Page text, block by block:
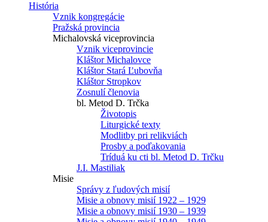
História
Vznik kongregácie
Pražská provincia
Michalovská viceprovincia
Vznik viceprovincie
Kláštor Michalovce
Kláštor Stará Ľubovňa
Kláštor Stropkov
Zosnulí členovia
bl. Metod D. Trčka
Životopis
Liturgické texty
Modlitby pri relikviách
Prosby a poďakovania
Tríduá ku cti bl. Metod D. Trčku
J.I. Mastiliak
Misie
Správy z ľudových misií
Misie a obnovy misií 1922 – 1929
Misie a obnovy misií 1930 – 1939